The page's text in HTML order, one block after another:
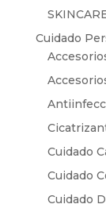
Cuidado
Cuidado
Cuidado
Cuidado